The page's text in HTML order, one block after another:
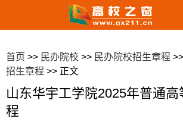
首页 >> 民办院校 >> 民办院校招生章程 >>
招生章程 >> 正文
山东华宇工学院2025年普通
程